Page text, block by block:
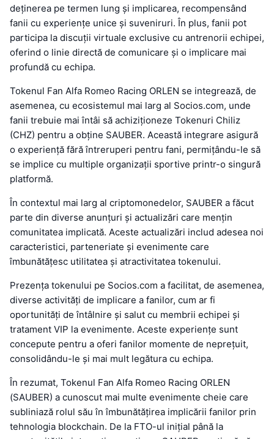
deținerea pe termen lung și implicarea, recompensând
fanii cu experiențe unice și suveniruri. În plus, fanii pot
participa la discuții virtuale exclusive cu antrenorii echipei,
oferind o linie directă de comunicare și o implicare mai
profundă cu echipa.
Tokenul Fan Alfa Romeo Racing ORLEN se integrează, de
asemenea, cu ecosistemul mai larg al Socios.com, unde
fanii trebuie mai întâi să achiziționeze Tokenuri Chiliz
(CHZ) pentru a obține SAUBER. Această integrare asigură
o experiență fără întreruperi pentru fani, permițându-le să
se implice cu multiple organizații sportive printr-o singură
platformă.
În contextul mai larg al criptomonedelor, SAUBER a făcut
parte din diverse anunțuri și actualizări care mențin
comunitatea implicată. Aceste actualizări includ adesea noi
caracteristici, parteneriate și evenimente care
îmbunătățesc utilitatea și atractivitatea tokenului.
Prezența tokenului pe Socios.com a facilitat, de asemenea,
diverse activități de implicare a fanilor, cum ar fi
oportunități de întâlnire și salut cu membrii echipei și
tratament VIP la evenimente. Aceste experiențe sunt
concepute pentru a oferi fanilor momente de neprețuit,
consolidându-le și mai mult legătura cu echipa.
În rezumat, Tokenul Fan Alfa Romeo Racing ORLEN
(SAUBER) a cunoscut mai multe evenimente cheie care
subliniază rolul său în îmbunătățirea implicării fanilor prin
tehnologia blockchain. De la FTO-ul inițial până la